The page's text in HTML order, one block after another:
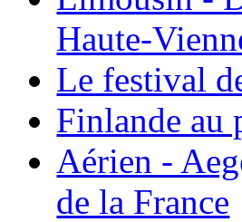
Haute-
Le festival
Finlande au
Aérien -
de la France